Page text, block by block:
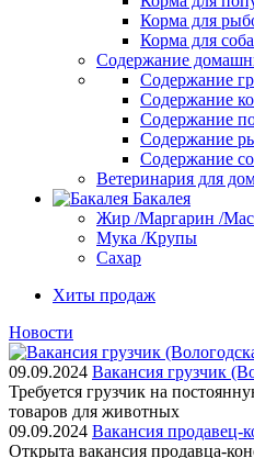
Корма для
Корма для
Содержание
Содержание
Содержание
Содержание
Содержание
Содержание
Ветеринария для
Бакалея
Жир /Маргарин /
Мука /Крупы
Сахар
Хиты продаж
Новости
09.09.2024 Вакансия грузчик
Требуется грузчик на
товаров для животных
09.09.2024 Вакансия продавец-
Открыта вакансия продавца-